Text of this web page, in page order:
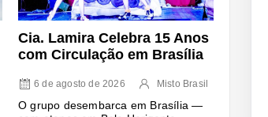
Cia. Lamira Celebra 15 Anos
com Circulação em Brasília
6 de agosto de 2026 Misto Brasil
O grupo desembarca em Brasília —